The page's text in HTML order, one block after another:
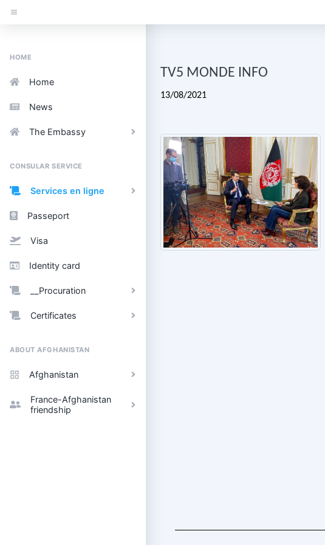
HOME
Home
News
The Embassy
CONSULAR SERVICE
Services en ligne
Passeport
Visa
Identity card
__Procuration
Certificates
ABOUT AFGHANISTAN
Afghanistan
France-Afghanistan
friendship
TV5 MONDE INFO
13/08/2021